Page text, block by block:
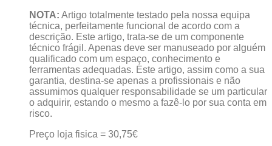
NOTA: Artigo totalmente testado pela nossa equipa
técnica, perfeitamente funcional de acordo com a
descrição. Este artigo, trata-se de um componente
técnico frágil. Apenas deve ser manuseado por alguém
qualificado com um espaço, conhecimento e
ferramentas adequadas. Este artigo, assim como a sua
garantia, destina-se apenas a profissionais e não
assumimos qualquer responsabilidade se um particular
o adquirir, estando o mesmo a fazê-lo por sua conta em
risco.
Preço loja fisica = 30,75€